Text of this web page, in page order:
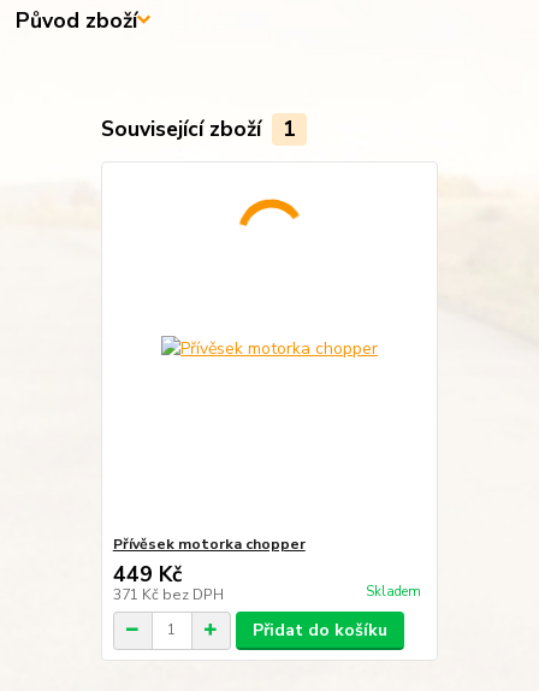
Původ zboží
Související zboží 1
Přívěsek motorka chopper
449 Kč
371 Kč bez DPH Skladem
Přidat do košíku